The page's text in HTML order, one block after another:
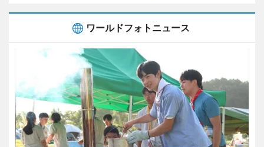
ワールドフォトニュース